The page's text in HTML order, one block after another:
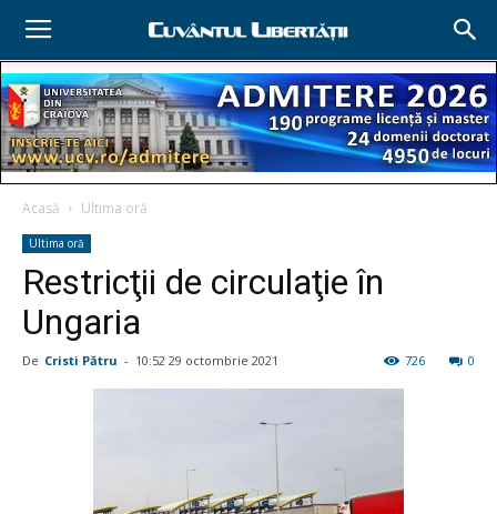
Acasă Ultima oră
Ultima oră
Restricţii de circulaţie în
Ungaria
De Cristi Pătru - 10:52 29 octombrie 2021 0
726